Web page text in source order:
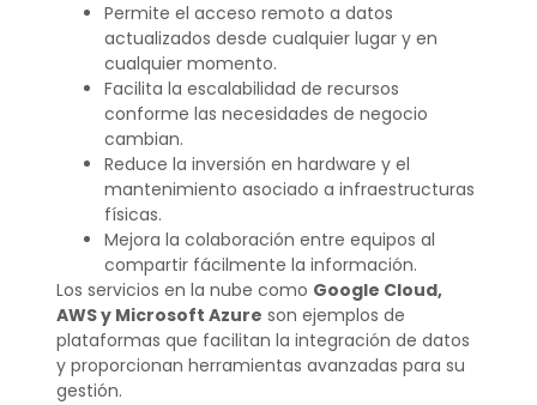
Permite el acceso remoto a datos
actualizados desde cualquier lugar y en
cualquier momento.
Facilita la escalabilidad de recursos
conforme las necesidades de negocio
cambian.
Reduce la inversión en hardware y el
mantenimiento asociado a infraestructuras
físicas.
Mejora la colaboración entre equipos al
compartir fácilmente la información.
Los servicios en la nube como Google Cloud,
AWS y Microsoft Azure son ejemplos de
plataformas que facilitan la integración de datos
y proporcionan herramientas avanzadas para su
gestión.